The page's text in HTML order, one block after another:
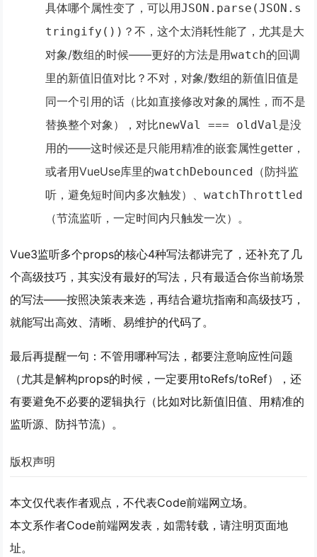
具体哪个属性变了，可以用JSON.parse(JSON.s
tringify()) ？不，这个太消耗性能了，尤其是大
对象/数组的时候——更好的方法是用watch的回调
里的新值旧值对比？不对，对象/数组的新值旧值是
同一个引用的话（比如直接修改对象的属性，而不是
替换整个对象），对比newVal === oldVal是没
用的——这时候还是只能用精准的嵌套属性getter，
或者用VueUse库里的watchDebounced （防抖监
听，避免短时间内多次触发）、watchThrottled
（节流监听，一定时间内只触发一次）。
Vue3监听多个props的核心4种写法都讲完了，还补充了几
个高级技巧，其实没有最好的写法，只有最适合你当前场景
的写法——按照决策表来选，再结合避坑指南和高级技巧，
就能写出高效、清晰、易维护的代码了。
最后再提醒一句：不管用哪种写法，都要注意响应性问题
（尤其是解构props的时候，一定要用toRefs/toRef），还
有要避免不必要的逻辑执行（比如对比新值旧值、用精准的
监听源、防抖节流）。
版权声明
本文仅代表作者观点，不代表Code前端网立场。
本文系作者Code前端网发表，如需转载，请注明页面地
址。